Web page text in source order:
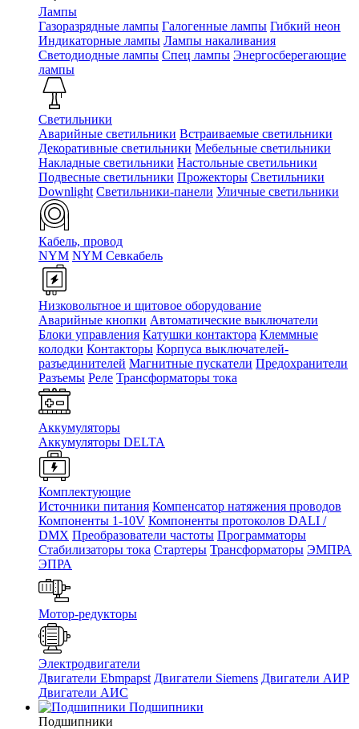
Лампы
Газоразрядные лампы Галогенные лампы Гибкий неон
Индикаторные лампы Лампы накаливания
Светодиодные лампы Спец лампы Энергосберегающие
лампы
Светильники
Аварийные светильники Встраиваемые светильники
Декоративные светильники Мебельные светильники
Накладные светильники Настольные светильники
Подвесные светильники Прожекторы Светильники
Downlight Светильники-панели Уличные светильники
Кабель, провод
NYM NYM Севкабель
Низковольтное и щитовое оборудование
Аварийные кнопки Автоматические выключатели
Блоки управления Катушки контактора Клеммные
колодки Контакторы Корпуса выключателей-
разъединителей Магнитные пускатели Предохранители
Разъемы Реле Трансформаторы тока
Аккумуляторы
Аккумуляторы DELTA
Комплектующие
Источники питания Компенсатор натяжения проводов
Компоненты 1-10V Компоненты протоколов DALI /
DMX Преобразователи частоты Программаторы
Стабилизаторы тока Стартеры Трансформаторы ЭМПРА
ЭПРА
Мотор-редукторы
Электродвигатели
Двигатели Ebmpapst Двигатели Siemens Двигатели АИР
Двигатели АИС
Подшипники
Подшипники